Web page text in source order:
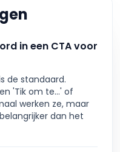
in een CTA voor
de standaard.
'Tik om te...' of
werken ze, maar
dan het